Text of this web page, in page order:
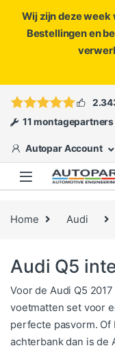
Wij zijn deze
Bestellingen en
11
Autopar Account
Home Audi
Audi Q5
Voor de Audi Q5
voetmatten set voor
perfecte pasvorm.
achterbank dan is de